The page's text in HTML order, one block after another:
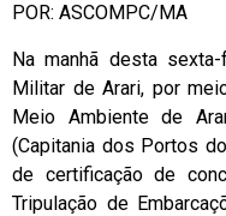
POR: ASCOMPC/MA
Na manhã desta
Militar de Arari, por
Meio Ambiente de
(Capitania dos Portos
de certificação de
Tripulação de